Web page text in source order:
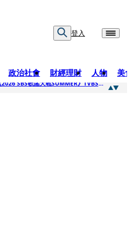
登入
政治社會 財經理財 人物 美
邊看偶像邊拚韓國行 《2026 SBS歌謠大戰SUMMER》TVBS直播祭追星福利